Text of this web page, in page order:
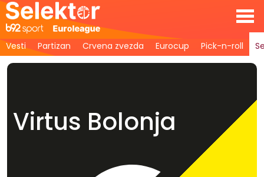
Vesti Partizan Crvena zvezda Eurocup Pick-n-roll
Virtus Bolonja